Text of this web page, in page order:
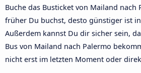
Buche das Busticket von Mailand nach
früher Du buchst, desto günstiger ist
Außerdem kannst Du dir sicher sein,
Bus von Mailand nach Palermo
nicht erst im letzten Moment oder